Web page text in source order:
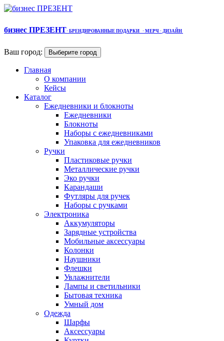
бизнес ПРЕЗЕНТ· БРЕНДИРОВАННЫЕ ПОДАРКИ · МЕРЧ · ДИЗАЙН
Ваш город: Выберите город
Главная
О компании
Кейсы
Каталог
Ежедневники и блокноты
Ежедневники
Блокноты
Наборы с ежедневниками
Упаковка для ежедневников
Ручки
Пластиковые ручки
Металлические ручки
Эко ручки
Карандаши
Футляры для ручек
Наборы с ручками
Электроника
Аккумуляторы
Зарядные устройства
Мобильные аксессуары
Колонки
Наушники
Флешки
Увлажнители
Лампы и светильники
Бытовая техника
Умный дом
Одежда
Шарфы
Аксессуары